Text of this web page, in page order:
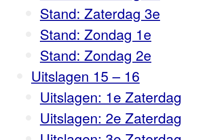
Stand: Zaterdag 3e
Stand: Zondag 1e
Stand: Zondag 2e
Uitslagen 15 – 16
Uitslagen: 1e Zaterdag
Uitslagen: 2e Zaterdag